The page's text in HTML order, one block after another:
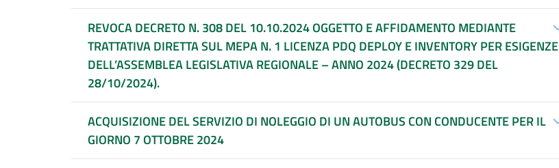
REVOCA DECRETO N. 308 DEL 10.10.2024 OGGETTO E AFFIDAMENTO MEDIANTE
TRATTATIVA DIRETTA SUL MEPA N. 1 LICENZA PDQ DEPLOY E INVENTORY PER ESIGENZE
DELL’ASSEMBLEA LEGISLATIVA REGIONALE – ANNO 2024 (DECRETO 329 DEL
28/10/2024).
ACQUISIZIONE DEL SERVIZIO DI NOLEGGIO DI UN AUTOBUS CON CONDUCENTE PER IL
GIORNO 7 OTTOBRE 2024